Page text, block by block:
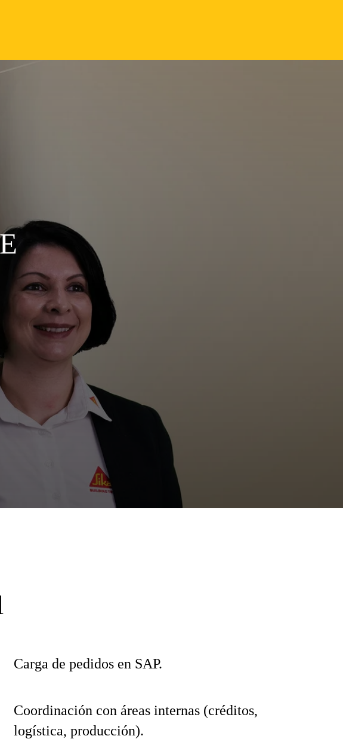
Carga de pedidos en SAP.
Coordinación con áreas internas (créditos,
logística, producción).